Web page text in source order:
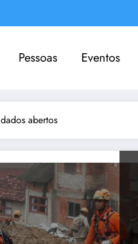
Pessoas Eventos
dados abertos